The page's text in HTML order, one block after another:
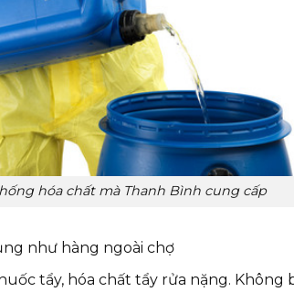
hóa chất mà Thanh Bình cung cấp
như hàng ngoài chợ
tẩy, hóa chất tẩy rửa nặng. Không